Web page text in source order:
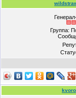
Группа: